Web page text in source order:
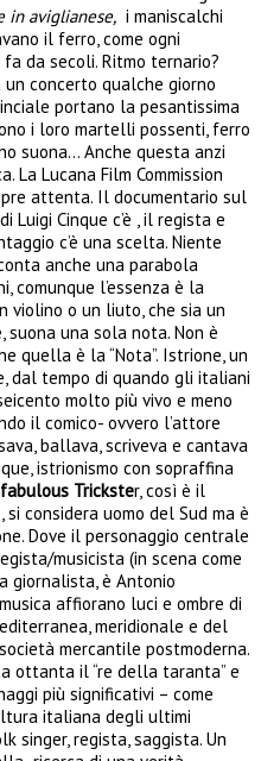
in aviglianese, i maniscalchi
il ferro, come ogni
da secoli. Ritmo ternario?
concerto qualche giorno
portano la pesantissima
i loro martelli possenti, ferro
suona… Anche questa anzi
La Lucana Film Commission
attenta. Il documentario sul
Luigi Cinque c’è , il regista e
c’è una scelta. Niente
anche una parabola
comunque l’essenza è la
violino o un liuto, che sia un
suona una sola nota. Non è
quella è la “Nota”. Istrione, un
dal tempo di quando gli italiani
molto più vivo e meno
il comico- ovvero l’attore
ballava, scriveva e cantava
istrionismo con sopraffina
Trickster, così è il
considera uomo del Sud ma è
Dove il personaggio centrale
musicista (in scena come
giornalista, è Antonio
affiorano luci e ombre di
meridionale e del
mercantile postmoderna.
ottanta il “re della taranta” e
più significativi – come
italiana degli ultimi
singer, regista, saggista. Un